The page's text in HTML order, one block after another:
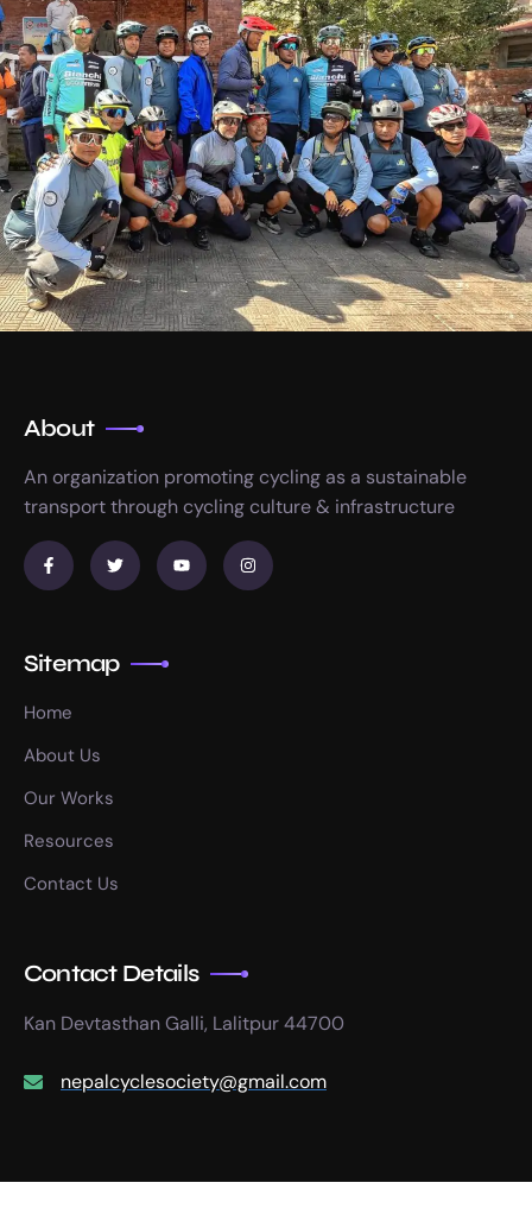
About
An organization promoting cycling as a sustainable
transport through cycling culture & infrastructure
Sitemap
Home
About Us
Our Works
Resources
Contact Us
Contact Details
Kan Devtasthan Galli, Lalitpur 44700
nepalcyclesociety@gmail.com